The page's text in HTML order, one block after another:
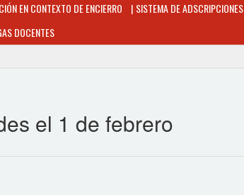
EN CONTEXTO DE ENCIERRO SISTEMA DE ADSCRIPCIONES
DOCENTES
el 1 de febrero